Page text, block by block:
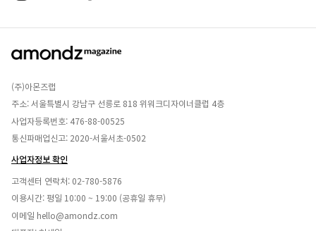
(주)아몬즈랩
주소: 서울특별시 강남구 선릉로 818 위워크디자이너클럽 4층
사업자등록번호: 476-88-00525
통신파매업신고: 2020-서울서초-0502
사업자정보 확인
고객센터 연락처: 02-780-5876
이용시간: 평일 10:00 ~ 19:00 (공휴일 휴무)
이메일 hello@amondz.com